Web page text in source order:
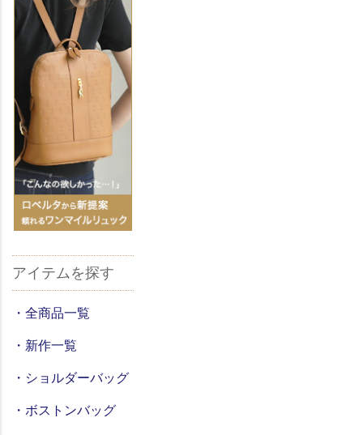
アイテムを探す
・全商品一覧
・新作一覧
・ショルダーバッグ
・ボストンバッグ